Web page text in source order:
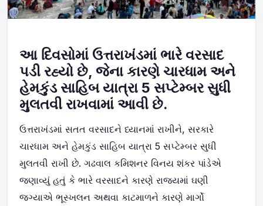
આ દિવસોમાં ઉત્તરાખંડમાં ભારે વરસાદ
પડી રહ્યો છે, જેના કારણે ચારધામ અને
હેમકુંડ સાહિબ યાત્રા 5 સપ્ટેમ્બર સુધી
મુલતવી રાખવામાં આવી છે.
ઉત્તરાખંડમાં સતત વરસાદને ધ્યાનમાં રાખીને, સરકારે
ચારધામ અને હેમકુંડ સાહિબ યાત્રા 5 સપ્ટેમ્બર સુધી
મુલતવી રાખી છે. ગઢવાલ કમિશનર વિનય શંકર પાંડેએ
જણાવ્યું હતું કે ભારે વરસાદને કારણે રાજ્યમાં ઘણી
જગ્યાએ ભૂસ્ખલન અથવા કાટમાળને કારણે માર્ગો